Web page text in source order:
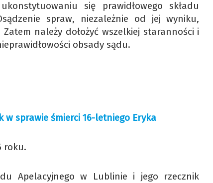
się prawidłowego składu
spraw, niezależnie od jej wyniku,
należy dołożyć wszelkiej staranności i
obsady sądu.
w sprawie śmierci 16-letniego Eryka
roku.
Apelacyjnego w Lublinie i jego rzecznik